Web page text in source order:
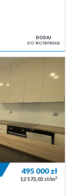
DODAJ
DO NOTATNIKA
495 000zł
12 573,03 zł/m2